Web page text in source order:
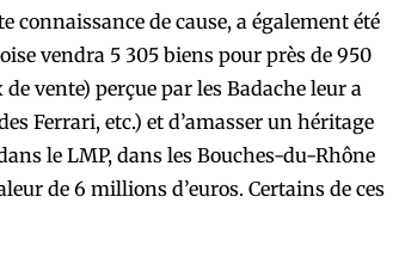
de cause, a également été
vendra 5 305 biens pour près de 950
vente) perçue par les Badache leur a
Ferrari, etc.) et d’amasser un héritage
le LMP, dans les Bouches-du-Rhône
de 6 millions d’euros. Certains de ces